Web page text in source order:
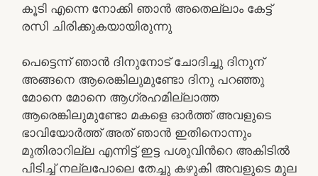
കൂടി എന്നെ നോക്കി ഞാൻ അതെല്ലാം കേട്ട്
രസി ചിരിക്കുകയായിരുന്നു
പെട്ടെന്ന് ഞാൻ ദിനുനോട് ചോദിച്ചു ദിനുന്
അങ്ങനെ ആരെങ്കിലുമുണ്ടോ ദിനു പറഞ്ഞു
മോനെ മോനെ ആഗ്രഹമില്ലാത്ത
ആരെങ്കിലുമുണ്ടോ മകളെ ഓർത്ത് അവളുടെ
ഭാവിയോർത്ത് അത് ഞാൻ ഇതിനൊന്നും
മുതിരാറില്ല എന്നിട്ട് ഇട്ട പശുവിൻറെ അകിടിൽ
പിടിച്ച് നല്ലപോലെ തേച്ചു കഴുകി അവളുടെ മുല